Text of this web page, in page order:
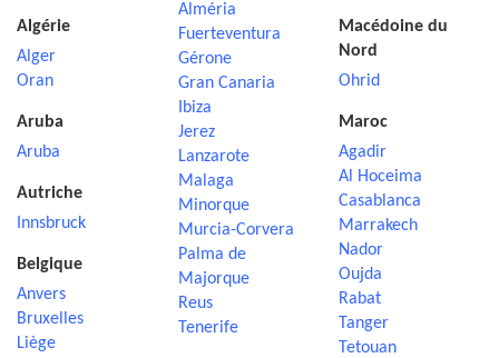
Algérie
Alger
Oran
Aruba
Aruba
Autriche
Innsbruck
Belgique
Anvers
Bruxelles
Liège
Alméria
Fuerteventura
Gérone
Gran Canaria
Ibiza
Jerez
Lanzarote
Malaga
Minorque
Murcia-Corvera
Palma de
Majorque
Reus
Tenerife
Macédoine du
Nord
Ohrid
Maroc
Agadir
Al Hoceima
Casablanca
Marrakech
Nador
Oujda
Rabat
Tanger
Tetouan